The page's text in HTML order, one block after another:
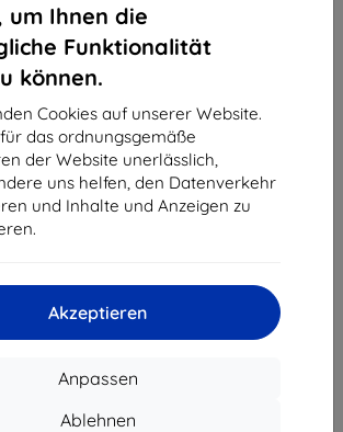
um Ihnen die
Funktionalität
können.
Cookies auf unserer Website.
das ordnungsgemäße
der Website unerlässlich,
uns helfen, den Datenverkehr
und Inhalte und Anzeigen zu
Akzeptieren
Anpassen
Ablehnen
Warenkorb
10%
10,71 €/Stck.
14. August - 17. August
ab3,90 € (Frei von 80,00 €)
+ Displayschutz